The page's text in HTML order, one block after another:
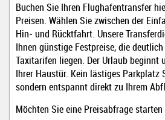
Buchen Sie Ihren Flughafentransfer
Preisen. Wählen Sie zwischen der
Hin- und Rücktfahrt. Unsere
Ihnen günstige Festpreise, die
Taxitarifen liegen. Der Urlaub beginnt
Ihrer Haustür. Kein lästiges Parkplatz
sondern entspannt direkt zu Ihrem
Möchten Sie eine Preisabfrage starten